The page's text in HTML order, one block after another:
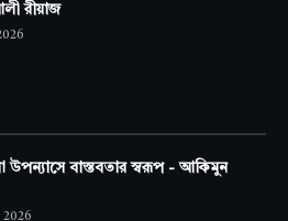
রীয়াজ
উপন্যাসে বাস্তবতার স্বরূপ - আকিমুন
2026